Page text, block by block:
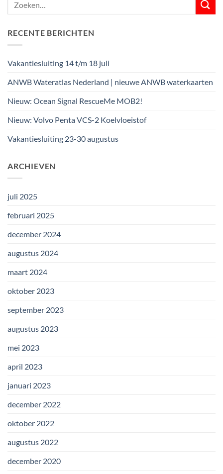
RECENTE BERICHTEN
Vakantiesluiting 14 t/m 18 juli
ANWB Wateratlas Nederland | nieuwe ANWB waterkaarten
Nieuw: Ocean Signal RescueMe MOB2!
Nieuw: Volvo Penta VCS-2 Koelvloeistof
Vakantiesluiting 23-30 augustus
ARCHIEVEN
juli 2025
februari 2025
december 2024
augustus 2024
maart 2024
oktober 2023
september 2023
augustus 2023
mei 2023
april 2023
januari 2023
december 2022
oktober 2022
augustus 2022
december 2020